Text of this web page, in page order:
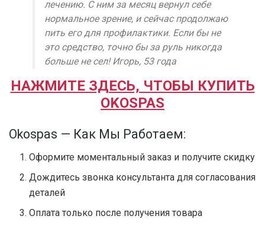
лечению. С ним за месяц вернул себе
нормальное зрение, и сейчас продолжаю
пить его для профилактики. Если бы не
это средство, точно бы за руль никогда
больше не сел! Игорь, 53 года
НАЖМИТЕ ЗДЕСЬ, ЧТОБЫ КУПИТЬ
OKOSPAS
Okospas — Как Мы Работаем:
Оформите моментальный заказ и получите скидку
Дождитесь звонка консультанта для согласования
деталей
Оплата только после получения товара